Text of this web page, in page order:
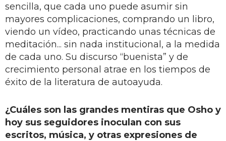
sencilla, que cada uno puede asumir sin
mayores complicaciones, comprando un libro,
viendo un vídeo, practicando unas técnicas de
meditación... sin nada institucional, a la medida
de cada uno. Su discurso “buenista” y de
crecimiento personal atrae en los tiempos de
éxito de la literatura de autoayuda.
¿Cuáles son las grandes mentiras que Osho y
hoy sus seguidores inoculan con sus
escritos, música, y otras expresiones de